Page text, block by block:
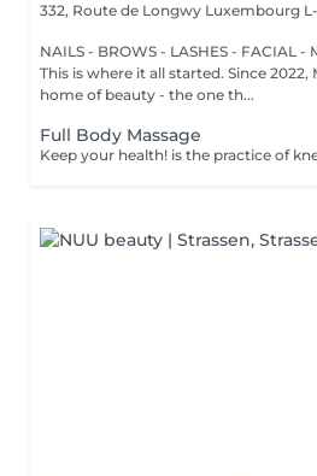
332, Route de Longwy Luxembourg
NAILS - BROWS - LASHES - FACIAL -
This is where it all started. Since
home of beauty - the one th...
Full Body Massage